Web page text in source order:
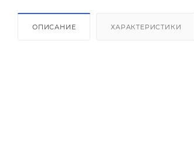
ОПИСАНИЕ ХАРАКТЕРИСТИКИ